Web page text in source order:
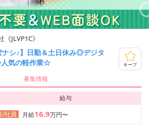
JLVP1C》
ナシ♪】日勤＆土日休み◎デジタ
気の軽作業☆
キープ
募集情報
給与
/社員 月給16.9万円〜